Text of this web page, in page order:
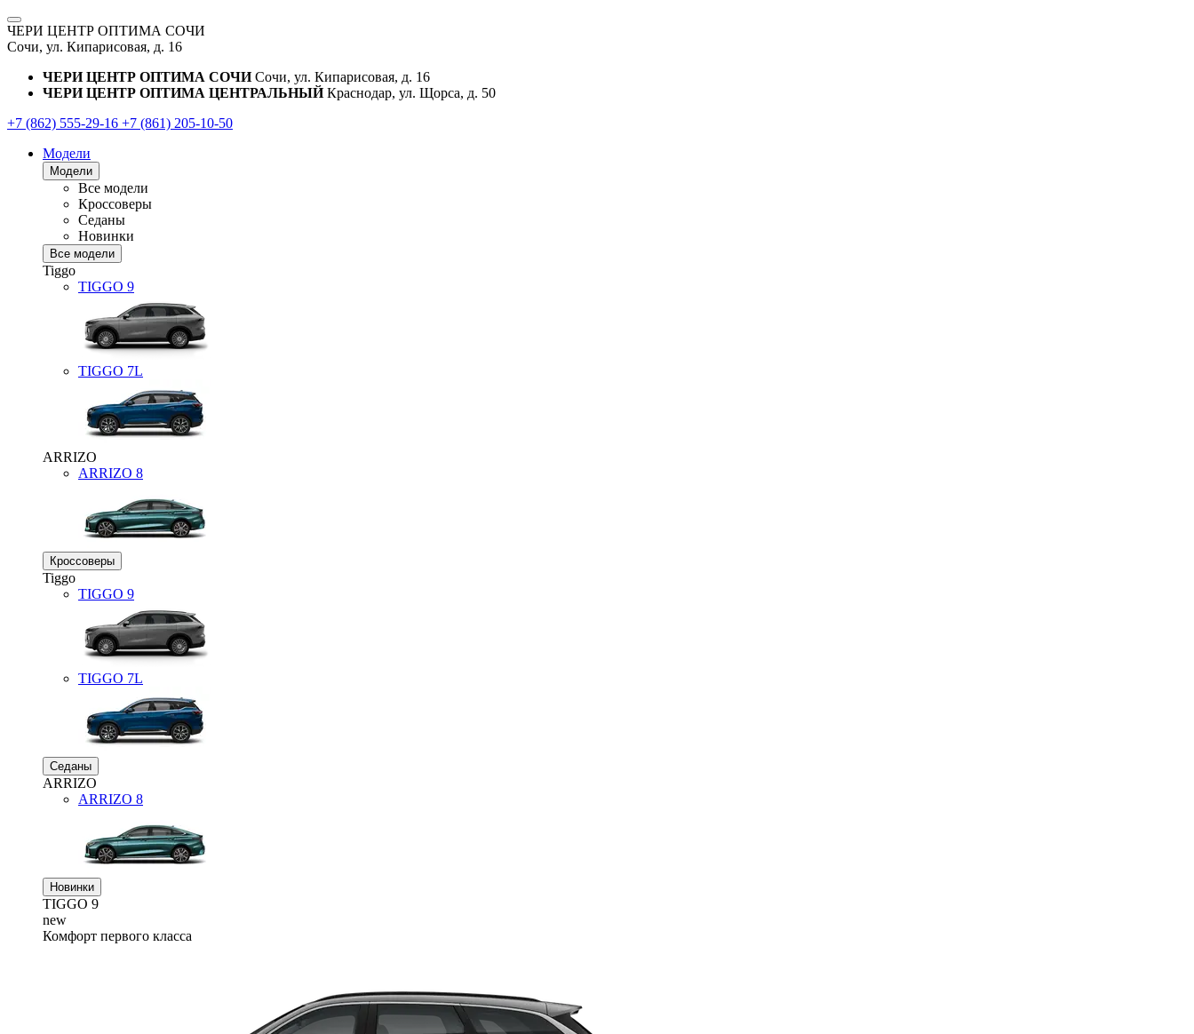
ЧЕРИ ЦЕНТР ОПТИМА СОЧИ
Сочи, ул. Кипарисовая, д. 16
ЧЕРИ ЦЕНТР ОПТИМА СОЧИ Сочи, ул. Кипарисовая, д. 16
ЧЕРИ ЦЕНТР ОПТИМА ЦЕНТРАЛЬНЫЙ Краснодар, ул. Щорса, д. 50
+7 (862) 555-29-16 +7 (861) 205-10-50
Модели
Модели
Все модели
Кроссоверы
Седаны
Новинки
Все модели
Tiggo
TIGGO 9
TIGGO 7L
ARRIZO
ARRIZO 8
Кроссоверы
Tiggo
TIGGO 9
TIGGO 7L
Седаны
ARRIZO
ARRIZO 8
Новинки
TIGGO 9
new
Комфорт первого класса